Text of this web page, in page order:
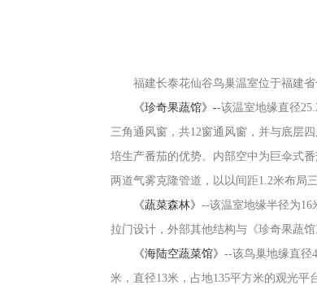
福建长泰花仙谷鸟巢温室位于福建
《珍奇果蔬馆》--该温室地缘直径
三角通风窗，共12窗通风窗，并与底层
培生产番茄的优势。内部空中为巨伞式
两道气雾克隆管道，以以间距1.2米布局
《蔬菜森林》 --该温室地缘半径为16
拉门设计，外部其他结构与《珍奇果蔬
《海陆空蔬菜馆》 --该鸟巢地缘直径
米，直径13米，占地135平方米的观光平